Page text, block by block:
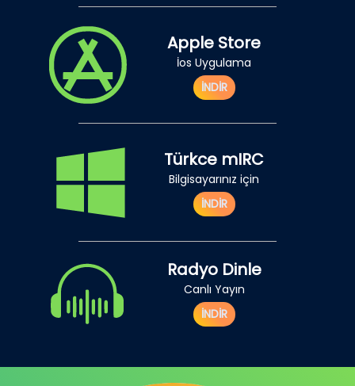
Apple Store
İos Uygulama
İNDİR
Türkce mIRC
Bilgisayarınız için
İNDİR
Radyo Dinle
Canlı Yayın
İNDİR